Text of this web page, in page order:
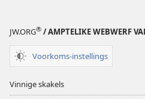
JW.ORG® / AMPTELIKE WEBWERF
Voorkoms-instellings
Vinnige skakels